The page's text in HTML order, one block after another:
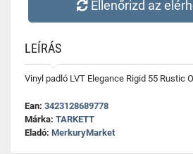
Ellenőrizd az
LEÍRÁS
Vinyl padló LVT Elegance Rigid 55 Rustic
Ean: 3423128689778
Márka: TARKETT
Eladó: MerkuryMarket